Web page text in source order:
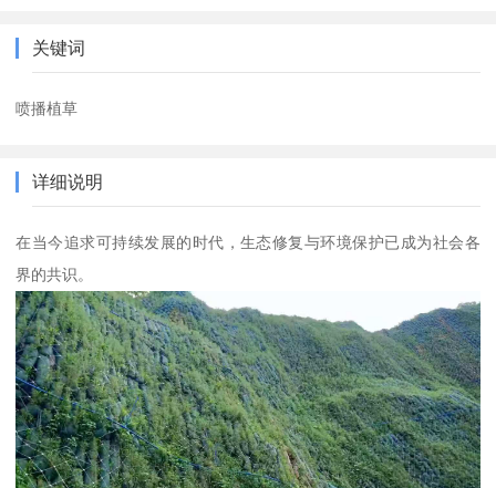
关键词
喷播植草
详细说明
在当今追求可持续发展的时代，生态修复与环境保护已成为社会各
界的共识。